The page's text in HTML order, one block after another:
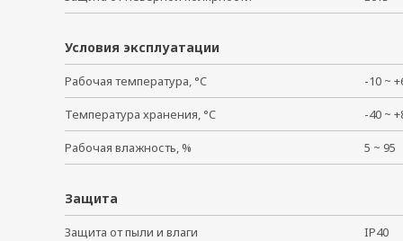
Условия эксплуатации
Рабочая температура, °C -10 ~
Температура хранения, °C -40 ~
Рабочая влажность, % 5 ~ 95
Защита
Защита от пыли и влаги IP40